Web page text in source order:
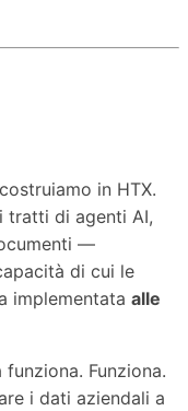
in HTX.
tratti di agenti AI,
—
di cui le
implementata alle
Funziona.
i dati aziendali a